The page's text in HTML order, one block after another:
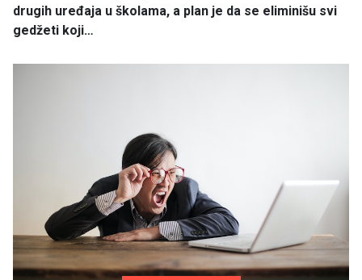
drugih uređaja u školama, a plan je da se eliminišu svi
gedžeti koji…